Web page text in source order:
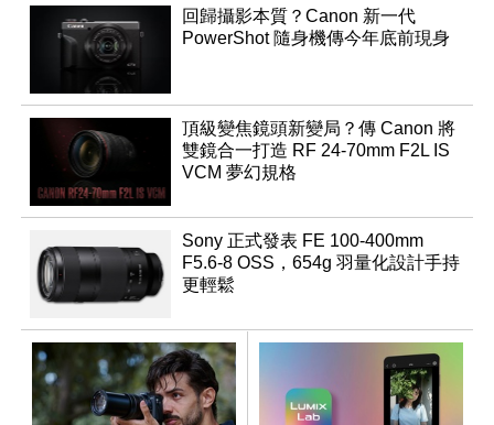
回歸攝影本質？Canon 新一代
PowerShot 隨身機傳今年底前現身
頂級變焦鏡頭新變局？傳 Canon 將
雙鏡合一打造 RF 24-70mm F2L IS
VCM 夢幻規格
Sony 正式發表 FE 100-400mm
F5.6-8 OSS，654g 羽量化設計手持
更輕鬆